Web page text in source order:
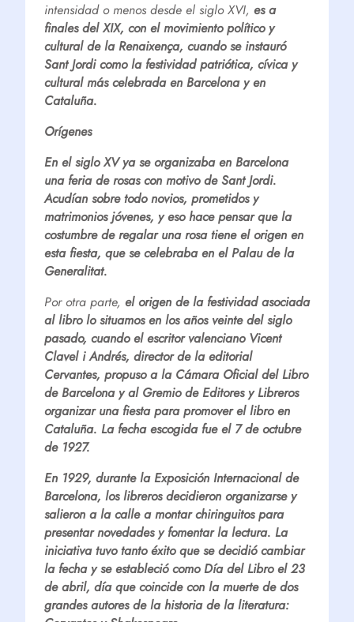
intensidad o menos desde el siglo XVI, es a
finales del XIX, con el movimiento político y
cultural de la Renaixença, cuando se instauró
Sant Jordi como la festividad patriótica, cívica y
cultural más celebrada en Barcelona y en
Cataluña.
Orígenes
En el siglo XV ya se organizaba en Barcelona
una feria de rosas con motivo de Sant Jordi.
Acudían sobre todo novios, prometidos y
matrimonios jóvenes, y eso hace pensar que la
costumbre de regalar una rosa tiene el origen en
esta fiesta, que se celebraba en el Palau de la
Generalitat.
Por otra parte, el origen de la festividad asociada
al libro lo situamos en los años veinte del siglo
pasado, cuando el escritor valenciano Vicent
Clavel i Andrés, director de la editorial
Cervantes, propuso a la Cámara Oficial del Libro
de Barcelona y al Gremio de Editores y Libreros
organizar una fiesta para promover el libro en
Cataluña. La fecha escogida fue el 7 de octubre
de 1927.
En 1929, durante la Exposición Internacional de
Barcelona, los libreros decidieron organizarse y
salieron a la calle a montar chiringuitos para
presentar novedades y fomentar la lectura. La
iniciativa tuvo tanto éxito que se decidió cambiar
la fecha y se estableció como Día del Libro el 23
de abril, día que coincide con la muerte de dos
grandes autores de la historia de la literatura: